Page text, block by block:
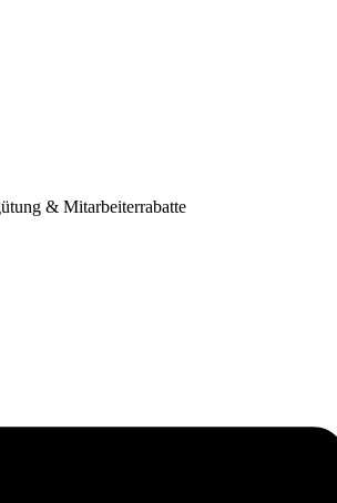
& Mitarbeiterrabatte